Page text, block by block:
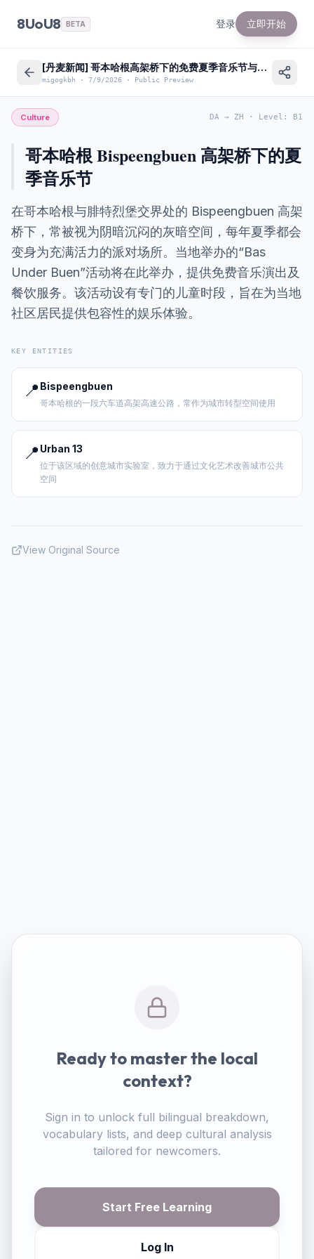
8UoU8 BETA 登录 立即开始
[丹麦新闻] 哥本哈根高架桥下的免费夏季音乐节与社区文化
migogkbh · 7/9/2026 · Public Preview
Culture DA → ZH · Level : B1
哥本哈根 Bispeengbuen 高架桥下的夏
季音乐节
在哥本哈根与腓特烈堡交界处的 Bispeengbuen 高架
桥下，常被视为阴暗沉闷的灰暗空间，每年夏季都会
变身为充满活力的派对场所。当地举办的“Bas
Under Buen”活动将在此举办，提供免费音乐演出及
餐饮服务。该活动设有专门的儿童时段，旨在为当地
社区居民提供包容性的娱乐体验。
KEY ENTITIES
📍 Bispeengbuen
哥本哈根的一段六车道高架高速公路，常作为城市转型空间使用
📍 Urban 13
位于该区域的创意城市实验室，致力于通过文化艺术改善城市公共
空间
View Original Source
Ready to master the local
context?
Sign in to unlock full bilingual breakdown,
vocabulary lists, and deep cultural analysis
tailored for newcomers.
Start Free Learning
Log In